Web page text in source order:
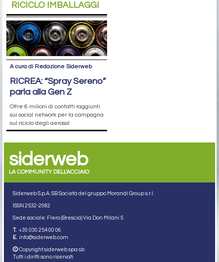
RICICLO IMBALLAGGI
A cura di Redazione Siderweb
RICREA: “Spray Sereno”
parla alla Gen Z
Oltre 6 milioni di contatti raggiunti
sui social network per la campagna
sul riciclo degli aerosol
siderweb
LA COMMUNITY DELL'ACCIAIO
Siderweb S.p.A. SB Società del gruppo Morandi Group s.r.l.
ISSN 2532-2982
Sede sociale: Flero (Brescia) Via Don Milani 5
T. +39 030 254 00 06
E. info@siderweb.com
Copyright siderweb spa sb
Tutti i diritti sono riservati